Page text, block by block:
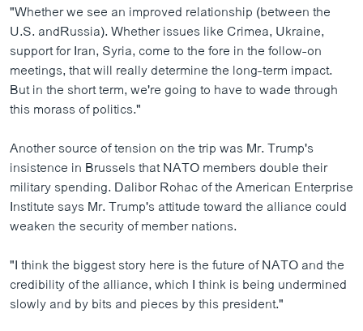
"Whether we see an improved relationship (between the
U.S. andRussia). Whether issues like Crimea, Ukraine,
support for Iran, Syria, come to the fore in the follow-on
meetings, that will really determine the long-term impact.
But in the short term, we're going to have to wade through
this morass of politics."
Another source of tension on the trip was Mr. Trump's
insistence in Brussels that NATO members double their
military spending. Dalibor Rohac of the American Enterprise
Institute says Mr. Trump's attitude toward the alliance could
weaken the security of member nations.
"I think the biggest story here is the future of NATO and the
credibility of the alliance, which I think is being undermined
slowly and by bits and pieces by this president."